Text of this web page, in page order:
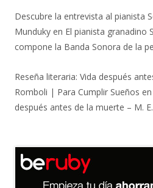
Descubre la entrevista al pianista
Munduky en El pianista granadino
compone la Banda Sonora de la
Reseña literaria: Vida después
Romboli | Para Cumplir Sueños en
después antes de la muerte – M.